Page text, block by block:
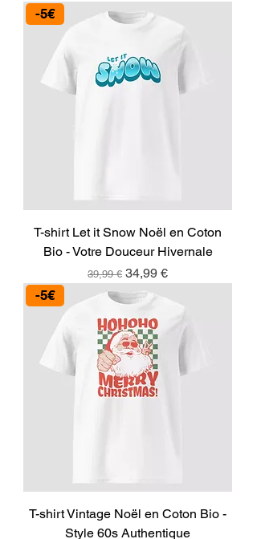
-5€
T-shirt Let it Snow Noël en Coton
Bio - Votre Douceur Hivernale
Prix original
39,99 € Prix promotionnel
34,99 €
-5€
T-shirt Vintage Noël en Coton Bio -
Style 60s Authentique